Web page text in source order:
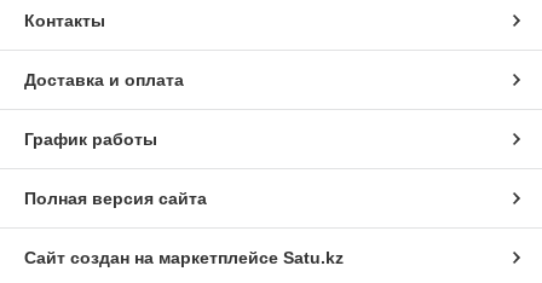
Контакты
Доставка и оплата
График работы
Полная версия сайта
Сайт создан на маркетплейсе Satu.kz